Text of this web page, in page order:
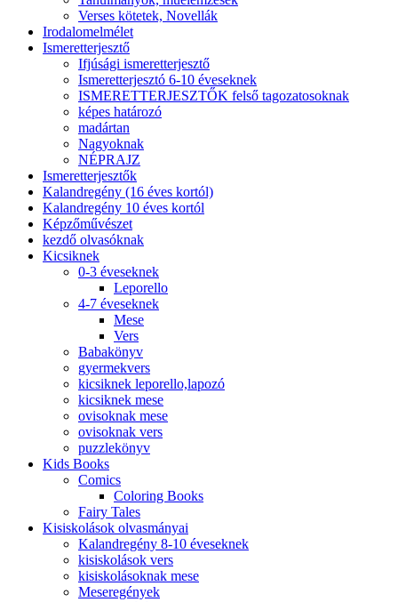
Verses kötetek, Novellák
Irodalomelmélet
Ismeretterjesztő
Ifjúsági ismeretterjesztő
Ismeretterjesztó 6-10 éveseknek
ISMERETTERJESZTŐK felső tagozatosoknak
képes határozó
madártan
Nagyoknak
NÉPRAJZ
Ismeretterjesztők
Kalandregény (16 éves kortól)
Kalandregény 10 éves kortól
Képzőművészet
kezdő olvasóknak
Kicsiknek
0-3 éveseknek
Leporello
4-7 éveseknek
Mese
Vers
Babakönyv
gyermekvers
kicsiknek leporello,lapozó
kicsiknek mese
ovisoknak mese
ovisoknak vers
puzzlekönyv
Kids Books
Comics
Coloring Books
Fairy Tales
Kisiskolások olvasmányai
Kalandregény 8-10 éveseknek
kisiskolások vers
kisiskolásoknak mese
Meseregények